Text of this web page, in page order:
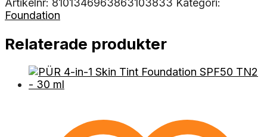
Artikelnr: 8101346963863103833 Kategori:
Foundation
Relaterade produkter